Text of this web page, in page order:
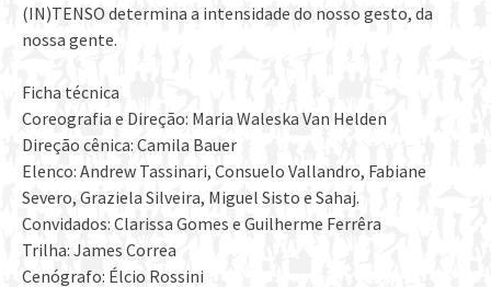
(IN)TENSO determina a intensidade do nosso gesto, da
nossa gente.
Ficha técnica
Coreografia e Direção: Maria Waleska Van Helden
Direção cênica: Camila Bauer
Elenco: Andrew Tassinari, Consuelo Vallandro, Fabiane
Severo, Graziela Silveira, Miguel Sisto e Sahaj.
Convidados: Clarissa Gomes e Guilherme Ferrêra
Trilha: James Correa
Cenógrafo: Élcio Rossini